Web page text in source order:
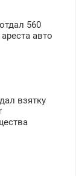
560
авто
взятку